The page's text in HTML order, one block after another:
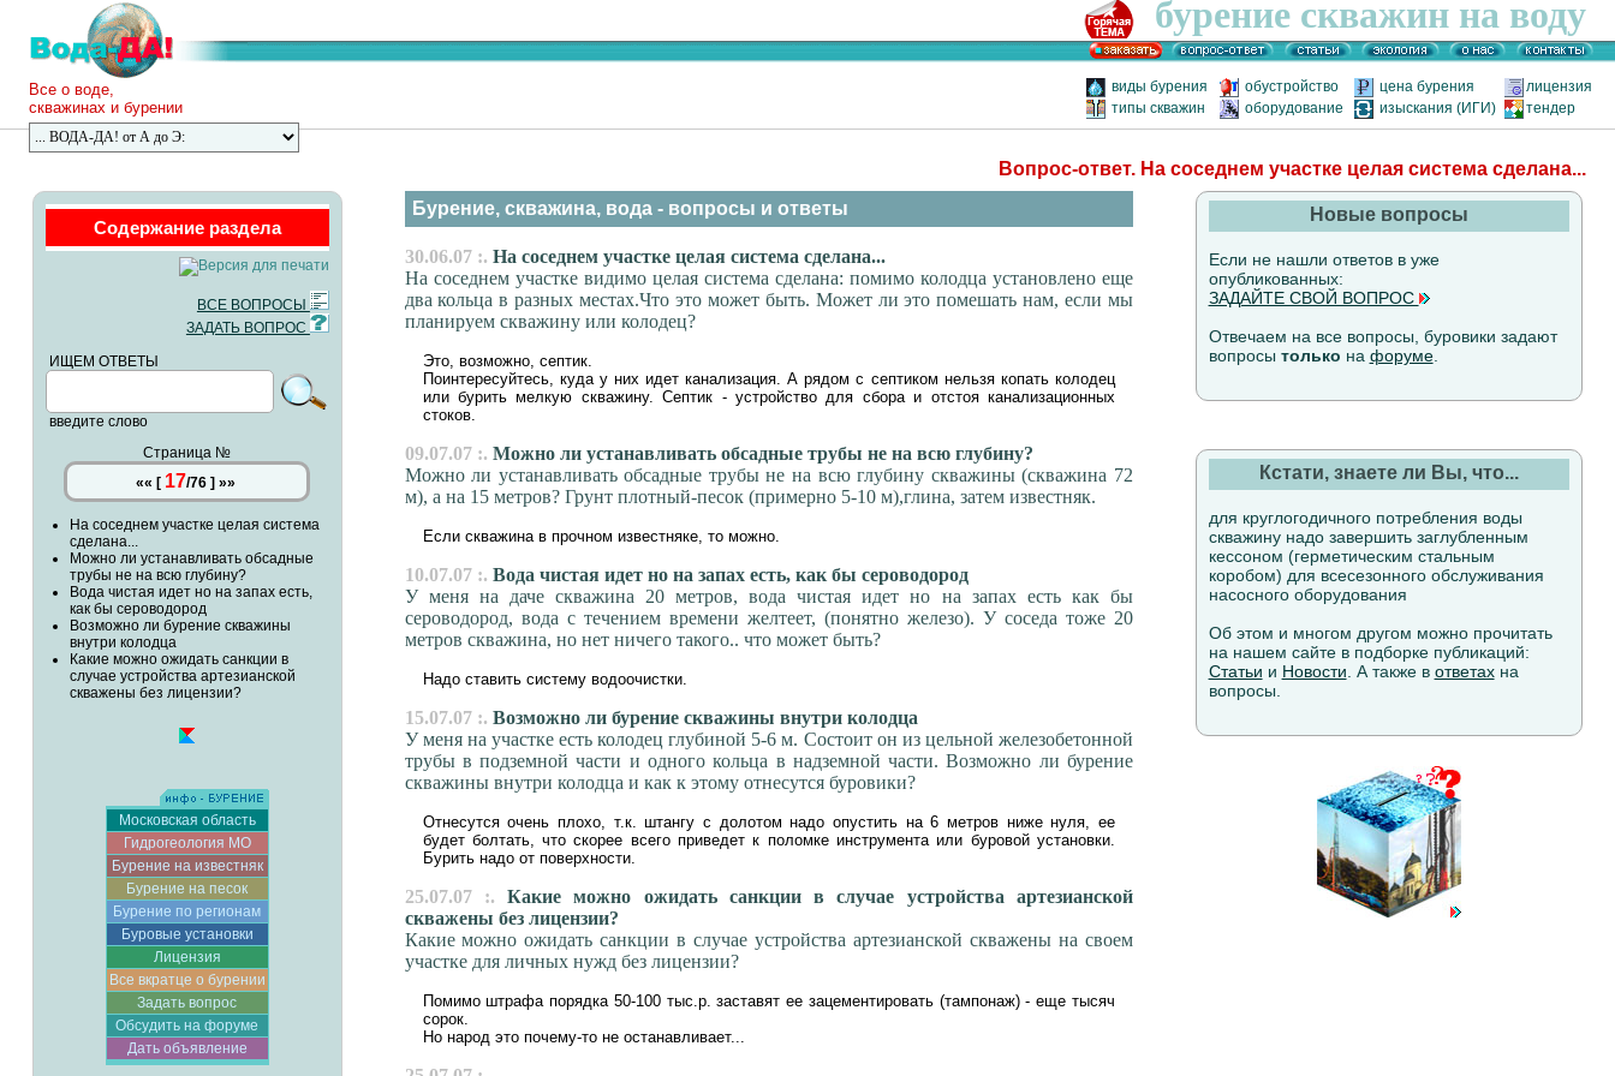
бурение скважин на воду
виды бурения обустройство цена бурения
лицензия
типы скважин
оборудование изыскания (ИГИ) тендер
Все о воде,
скважинах и бурении
Вопрос-ответ. На соседнем участке целая система сделана...
Содержание раздела
ВСЕ ВОПРОСЫ
ЗАДАТЬ ВОПРОС
ИЩЕМ ОТВЕТЫ
введите слово
Страница №
«« [ 17/76] »»
На соседнем участке целая система
сделана...
Можно ли устанавливать обсадные
трубы не на всю глубину?
Вода чистая идет но на запах есть,
как бы сероводород
Возможно ли бурение скважины
внутри колодца
Какие можно ожидать санкции в
случае устройства артезианской
скважены без лицензии?
Московская область
Гидрогеология МО
Бурение на известняк
Бурение на песок
Бурение по регионам
Буровые установки
Лицензия
Все вкратце о бурении
Задать вопрос
Обсудить на форуме
Дать объявление
Бурение, скважина, вода - вопросы и ответы
30.06.07 :. На соседнем участке целая система сделана...
На соседнем участке видимо целая система сделана: помимо колодца установлено еще
два кольца в разных местах.Что это может быть. Может ли это помешать нам, если мы
планируем скважину или колодец?
Это, возможно, септик.
Поинтересуйтесь, куда у них идет канализация. А рядом с септиком нельзя копать колодец
или бурить мелкую скважину. Септик - устройство для сбора и отстоя канализационных
стоков.
09.07.07 :. Можно ли устанавливать обсадные трубы не на всю глубину?
Можно ли устанавливать обсадные трубы не на всю глубину скважины (скважина 72
м), а на 15 метров? Грунт плотный-песок (примерно 5-10 м),глина, затем известняк.
Если скважина в прочном известняке, то можно.
10.07.07 :. Вода чистая идет но на запах есть, как бы сероводород
У меня на даче скважина 20 метров, вода чистая идет но на запах есть как бы
сероводород, вода с течением времени желтеет, (понятно железо). У соседа тоже 20
метров скважина, но нет ничего такого.. что может быть?
Надо ставить систему водоочистки.
15.07.07 :. Возможно ли бурение скважины внутри колодца
У меня на участке есть колодец глубиной 5-6 м. Состоит он из цельной железобетонной
трубы в подземной части и одного кольца в надземной части. Возможно ли бурение
скважины внутри колодца и как к этому отнесутся буровики?
Отнесутся очень плохо, т.к. штангу с долотом надо опустить на 6 метров ниже нуля, ее
будет болтать, что скорее всего приведет к поломке инструмента или буровой установки.
Бурить надо от поверхности.
25.07.07 :. Какие можно ожидать санкции в случае устройства артезианской
скважены без лицензии?
Какие можно ожидать санкции в случае устройства артезианской скважены на своем
участке для личных нужд без лицензии?
Помимо штрафа порядка 50-100 тыс.р. заставят ее зацементировать (тампонаж) - еще тысяч
сорок.
Но народ это почему-то не останавливает...
Новые вопросы
Если не нашли ответов в уже
опубликованных:
ЗАДАЙТЕ СВОЙ ВОПРОС
Отвечаем на все вопросы, буровики задают
вопросы только на форуме.
Кстати, знаете ли Вы, что...
для круглогодичного потребления воды
скважину надо завершить заглубленным
кессоном (герметическим стальным
коробом) для всесезонного обслуживания
насосного оборудования
Об этом и многом другом можно прочитать
на нашем сайте в подборке публикаций:
Статьи и Новости . А также в ответахна
вопросы.